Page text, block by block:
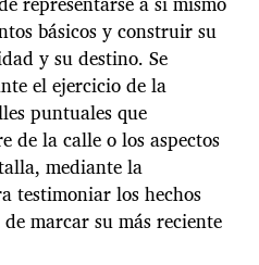
básicos y construir su
y su destino. Se
el ejercicio de la
puntuales que
de la calle o los aspectos
mediante la
testimoniar los hechos
marcar su más reciente